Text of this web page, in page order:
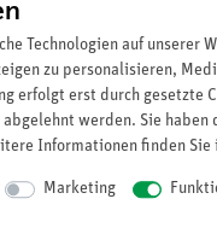
Technologien auf unserer
zu personalisieren,
erfolgt erst durch gesetzte
werden. Sie
Informationen finden Sie
Marketing